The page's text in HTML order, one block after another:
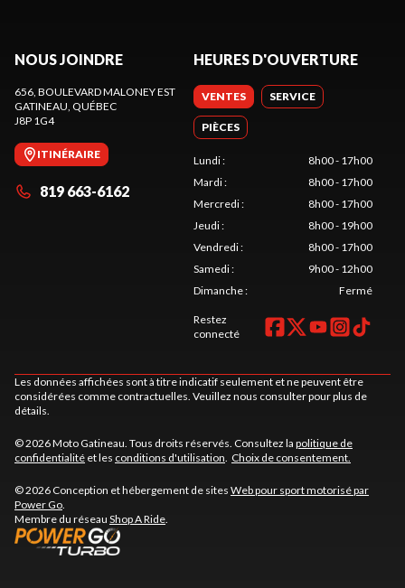
NOUS JOINDRE
656, BOULEVARD MALONEY EST
GATINEAU , QUÉBEC
J8P 1G4
ITINÉRAIRE
819 663-6162
HEURES D'OUVERTURE
VENTES SERVICE
PIÈCES
Lundi:
8h00 - 17h00
Mardi:
8h00 - 17h00
Mercredi:
8h00 - 17h00
Jeudi:
8h00 - 19h00
Vendredi:
8h00 - 17h00
Samedi:
9h00 - 12h00
Dimanche: Fermé
Restez
connecté
Les données affichées sont à titre indicatif seulement et ne peuvent être
considérées comme contractuelles. Veuillez nous consulter pour plus de
détails.
© 2026 Moto Gatineau. Tous droits réservés. Consultez la politique de
confidentialité et les conditions d'utilisation Choix de consentement.
© 2026 Conception et hébergement de sites Web pour sport motorisé par
Power Go
Membre du réseau Shop A Ride